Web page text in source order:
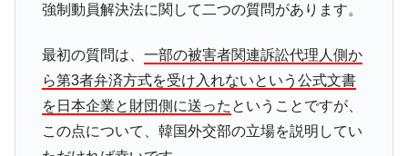
強制動員解決法に関して二つの質問があります。
最初の質問は、 一部の被害者関連訴訟代理人側か
ら第3者弁済方式を受け入れないという公式文書
を日本企業と財団側に送った ということですが、
この点について、韓国外交部の立場を説明してい